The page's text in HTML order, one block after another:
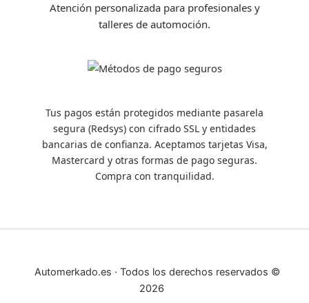
Atención personalizada para profesionales y
talleres de automoción.
Tus pagos están protegidos mediante pasarela
segura (Redsys) con cifrado SSL y entidades
bancarias de confianza. Aceptamos tarjetas Visa,
Mastercard y otras formas de pago seguras.
Compra con tranquilidad.
Automerkado.es · Todos los derechos reservados ©
2026